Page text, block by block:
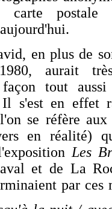
carte
en plus de
aurait
tout
Il s'est en effet
se réfère aux
en réalité)
Les
et de La
par ces